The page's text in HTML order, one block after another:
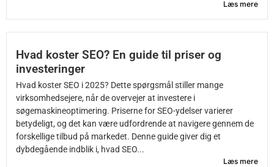
Læs mere
Hvad koster SEO? En guide til priser og
investeringer
Hvad koster SEO i 2025? Dette spørgsmål stiller mange
virksomhedsejere, når de overvejer at investere i
søgemaskineoptimering. Priserne for SEO-ydelser varierer
betydeligt, og det kan være udfordrende at navigere gennem de
forskellige tilbud på markedet. Denne guide giver dig et
dybdegående indblik i, hvad SEO...
Læs mere